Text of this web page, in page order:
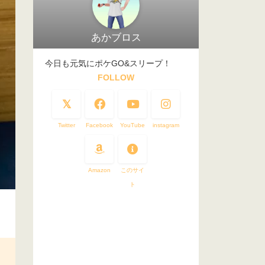
あかブロス
今日も元気にポケGO&スリープ！
FOLLOW
Twitter Facebook YouTube instagram
Amazon このサイ
ト